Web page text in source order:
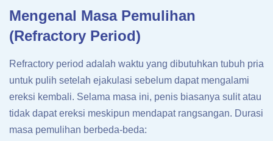
Mengenal Masa Pemulihan
(Refractory Period)
Refractory period adalah waktu yang dibutuhkan tubuh pria
untuk pulih setelah ejakulasi sebelum dapat mengalami
ereksi kembali. Selama masa ini, penis biasanya sulit atau
tidak dapat ereksi meskipun mendapat rangsangan. Durasi
masa pemulihan berbeda-beda: